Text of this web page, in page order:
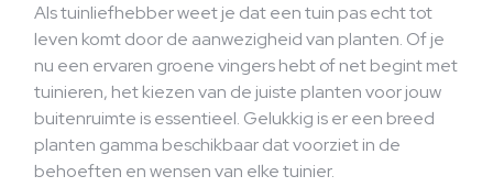
Als tuinliefhebber weet je dat een tuin pas echt tot
leven komt door de aanwezigheid van planten. Of je
nu een ervaren groene vingers hebt of net begint met
tuinieren, het kiezen van de juiste planten voor jouw
buitenruimte is essentieel. Gelukkig is er een breed
planten gamma beschikbaar dat voorziet in de
behoeften en wensen van elke tuinier.